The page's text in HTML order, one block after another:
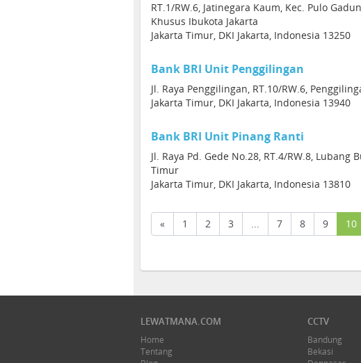
RT.1/RW.6, Jatinegara Kaum, Kec. Pulo
Khusus Ibukota Jakarta
Jakarta Timur, DKI Jakarta, Indonesia 13250
Bank BRI Unit Penggilingan
Jl. Raya Penggilingan, RT.10/RW.6,
Jakarta Timur, DKI Jakarta, Indonesia 13940
Bank BRI Unit Pinang Ranti
Jl. Raya Pd. Gede No.28, RT.4/RW.8, Lubang
Timur
Jakarta Timur, DKI Jakarta, Indonesia 13810
« 1 2 3 ... 7 8 9 10
LEWATMANA.COM
Home
Tentang
CCTV
Bandung
Bekasi